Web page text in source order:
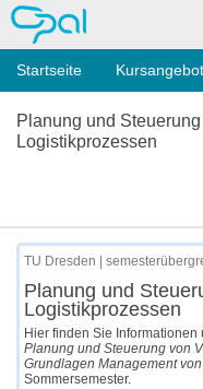
OPAL
Startseite
Planung und
Logistikprozessen
TU Dresden |
Planung und
Logistikprozessen
Hier finden Sie
Planung und Steuerung von
Grundlagen Management
Sommersemester.